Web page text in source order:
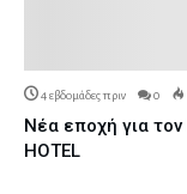
4 εβδομάδες πριν 0
Νέα εποχή για
HOTEL